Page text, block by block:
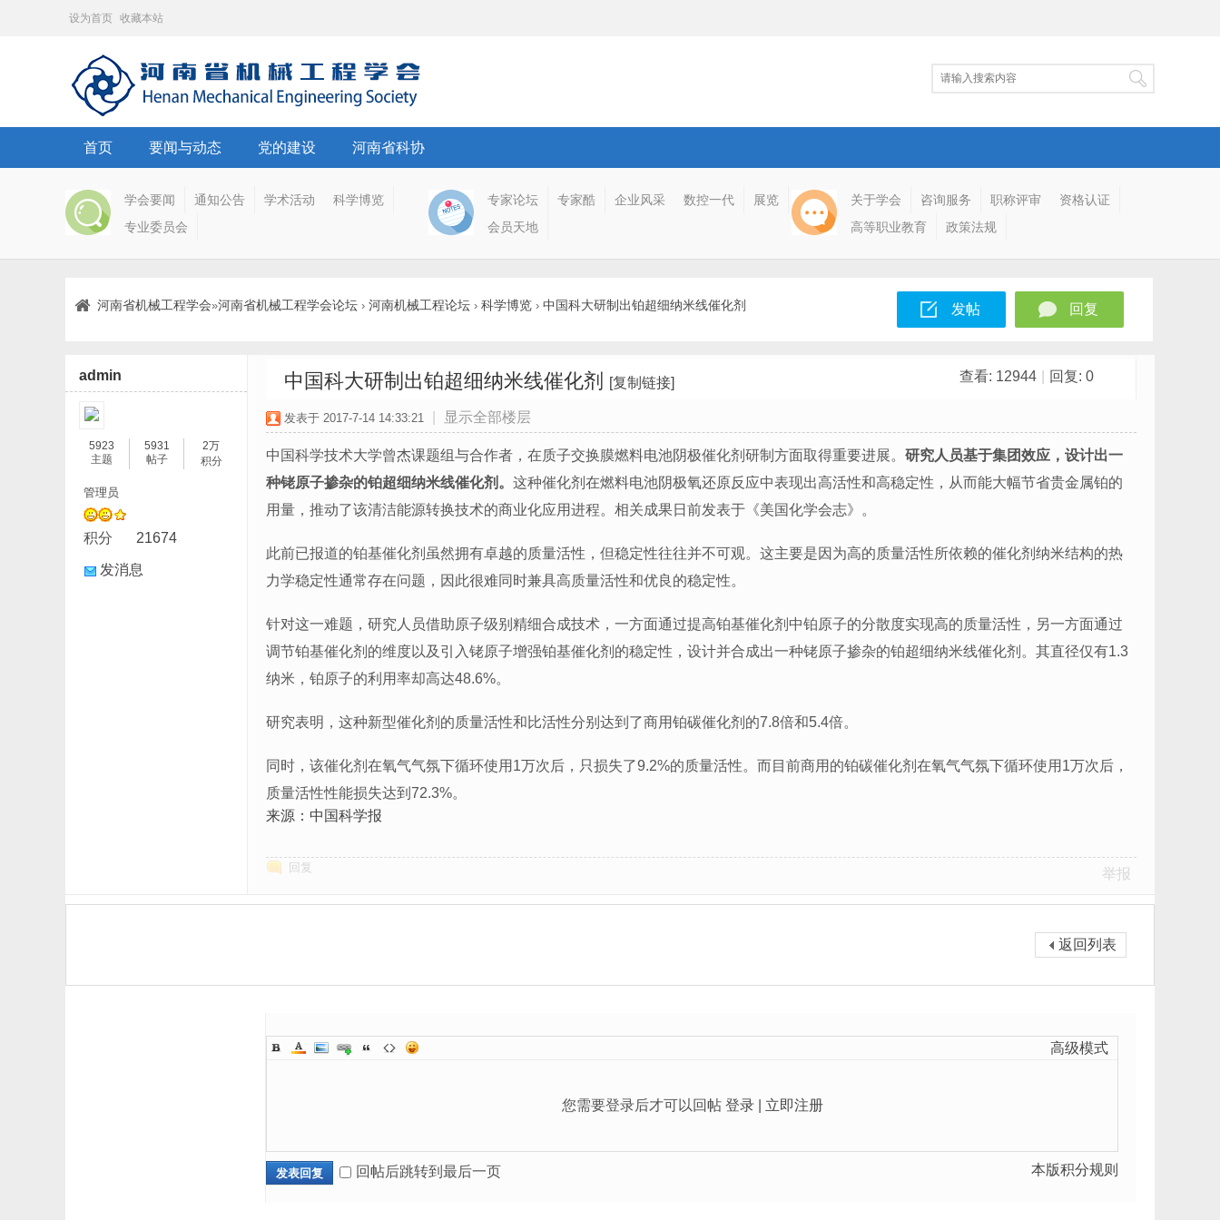
设为首页 收藏本站
首页 要闻与动态 党的建设 河南省科协
学会要闻 通知公告 学术活动
科学博览
专业委员会
专家论坛 专家酷 企业风采 数控一代
展览
会员天地
关于学会 咨询服务 职称评审
资格认证
高等职业教育
政策法规
河南省机械工程学会»河南省机械工程学会论坛 › 河南机械工程论坛 › 科学博览 › 中国科大研制出铂超细纳米线催化剂 发帖 回复
admin
5923
主题
5931
帖子
2万
积分
管理员
积分 21674
发消息
中国科大研制出铂超细纳米线催化剂 [复制链接] 查看: 12944 回复: 0
发表于 2017-7-14 14:33:21 显示全部楼层
中国科学技术大学曾杰课题组与合作者，在质子交换膜燃料电池阴极催化剂研制方面取得重要进展。 研究人员基于集团效应，设计出一
种铑原子掺杂的铂超细纳米线催化剂。 这种催化剂在燃料电池阴极氧还原反应中表现出高活性和高稳定性，从而能大幅节省贵金属铂的
用量，推动了该清洁能源转换技术的商业化应用进程。相关成果日前发表于《美国化学会志》。
此前已报道的铂基催化剂虽然拥有卓越的质量活性，但稳定性往往并不可观。这主要是因为高的质量活性所依赖的催化剂纳米结构的热
力学稳定性通常存在问题，因此很难同时兼具高质量活性和优良的稳定性。
针对这一难题，研究人员借助原子级别精细合成技术，一方面通过提高铂基催化剂中铂原子的分散度实现高的质量活性，另一方面通过
调节铂基催化剂的维度以及引入铑原子增强铂基催化剂的稳定性，设计并合成出一种铑原子掺杂的铂超细纳米线催化剂。其直径仅有1.3
纳米，铂原子的利用率却高达48.6%。
研究表明，这种新型催化剂的质量活性和比活性分别达到了商用铂碳催化剂的7.8倍和5.4倍。
同时，该催化剂在氧气气氛下循环使用1万次后，只损失了9.2%的质量活性。而目前商用的铂碳催化剂在氧气气氛下循环使用1万次后，
质量活性性能损失达到72.3%。
来源：中国科学报
回复 举报
返回列表
高级模式
您需要登录后才可以回帖 登录| 立即注册
本版积分规则
发表回复 回帖后跳转到最后一页